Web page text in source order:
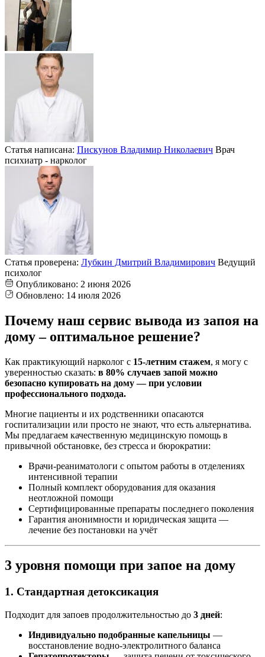
Статья написана: Пискунов Владимир Николаевич Врач
психиатр - нарколог
Статья проверена: Лубкин Дмитрий Владимирович Ведущий
психолог
Опубликовано: 2 июня 2026
Обновлено: 14 июля 2026
Почему наш сервис вывода из запоя на
дому – оптимальное решение?
Как практикующий нарколог с 15-летним стажем, я могу с
уверенностью сказать: в 80% случаев запой можно
безопасно купировать на дому — при условии
профессионального подхода.
Многие пациенты и их родственники опасаются
госпитализации или просто не знают, что есть альтернатива.
Мы предлагаем качественную медицинскую помощь в
привычной обстановке, без стресса и бюрократии:
Врачи-реаниматологи с опытом работы в отделениях
интенсивной терапии
Полный комплект оборудования для оказания
неотложной помощи
Сертифицированные препараты последнего поколения
Гарантия анонимности и юридическая защита —
лечение без постановки на учёт
3 уровня помощи при запое на дому
1. Стандартная детоксикация
Подходит для запоев продолжительностью до 3 дней:
Индивидуально подобранные капельницы —
восстановление водно-электролитного баланса